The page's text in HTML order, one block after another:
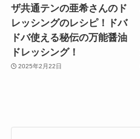
ザ共通テンの亜希さんのド
レッシングのレシピ！ドバ
ドバ使える秘伝の万能醤油
ドレッシング！
2025年2月22日